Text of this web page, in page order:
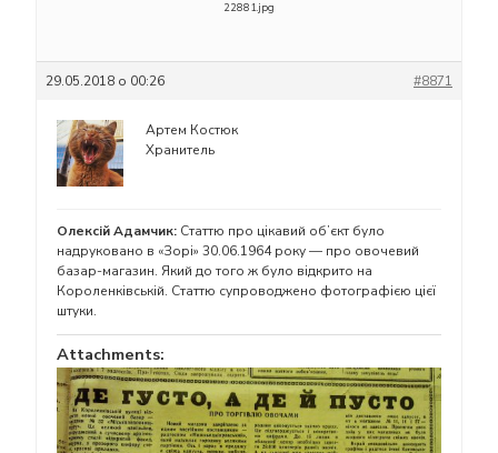
22881.jpg
29.05.2018 о 00:26 #8871
Артем Костюк
Хранитель
Олексій Адамчик: Статтю про цікавий об’єкт було
надруковано в «Зорі» 30.06.1964 року — про овочевий
базар-магазин. Який до того ж було відкрито на
Короленківській. Статтю супроводжено фотографією цієї
штуки.
Attachments: